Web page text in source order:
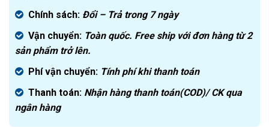
Chính sách: Đổi – Trả trong 7 ngày
Vận chuyển: Toàn quốc. Free ship với đơn hàng từ 2
sản phẩm trở lên.
Phí vận chuyển: Tính phí khi thanh toán
Thanh toán: Nhận hàng thanh toán(COD)/ CK qua
ngân hàng